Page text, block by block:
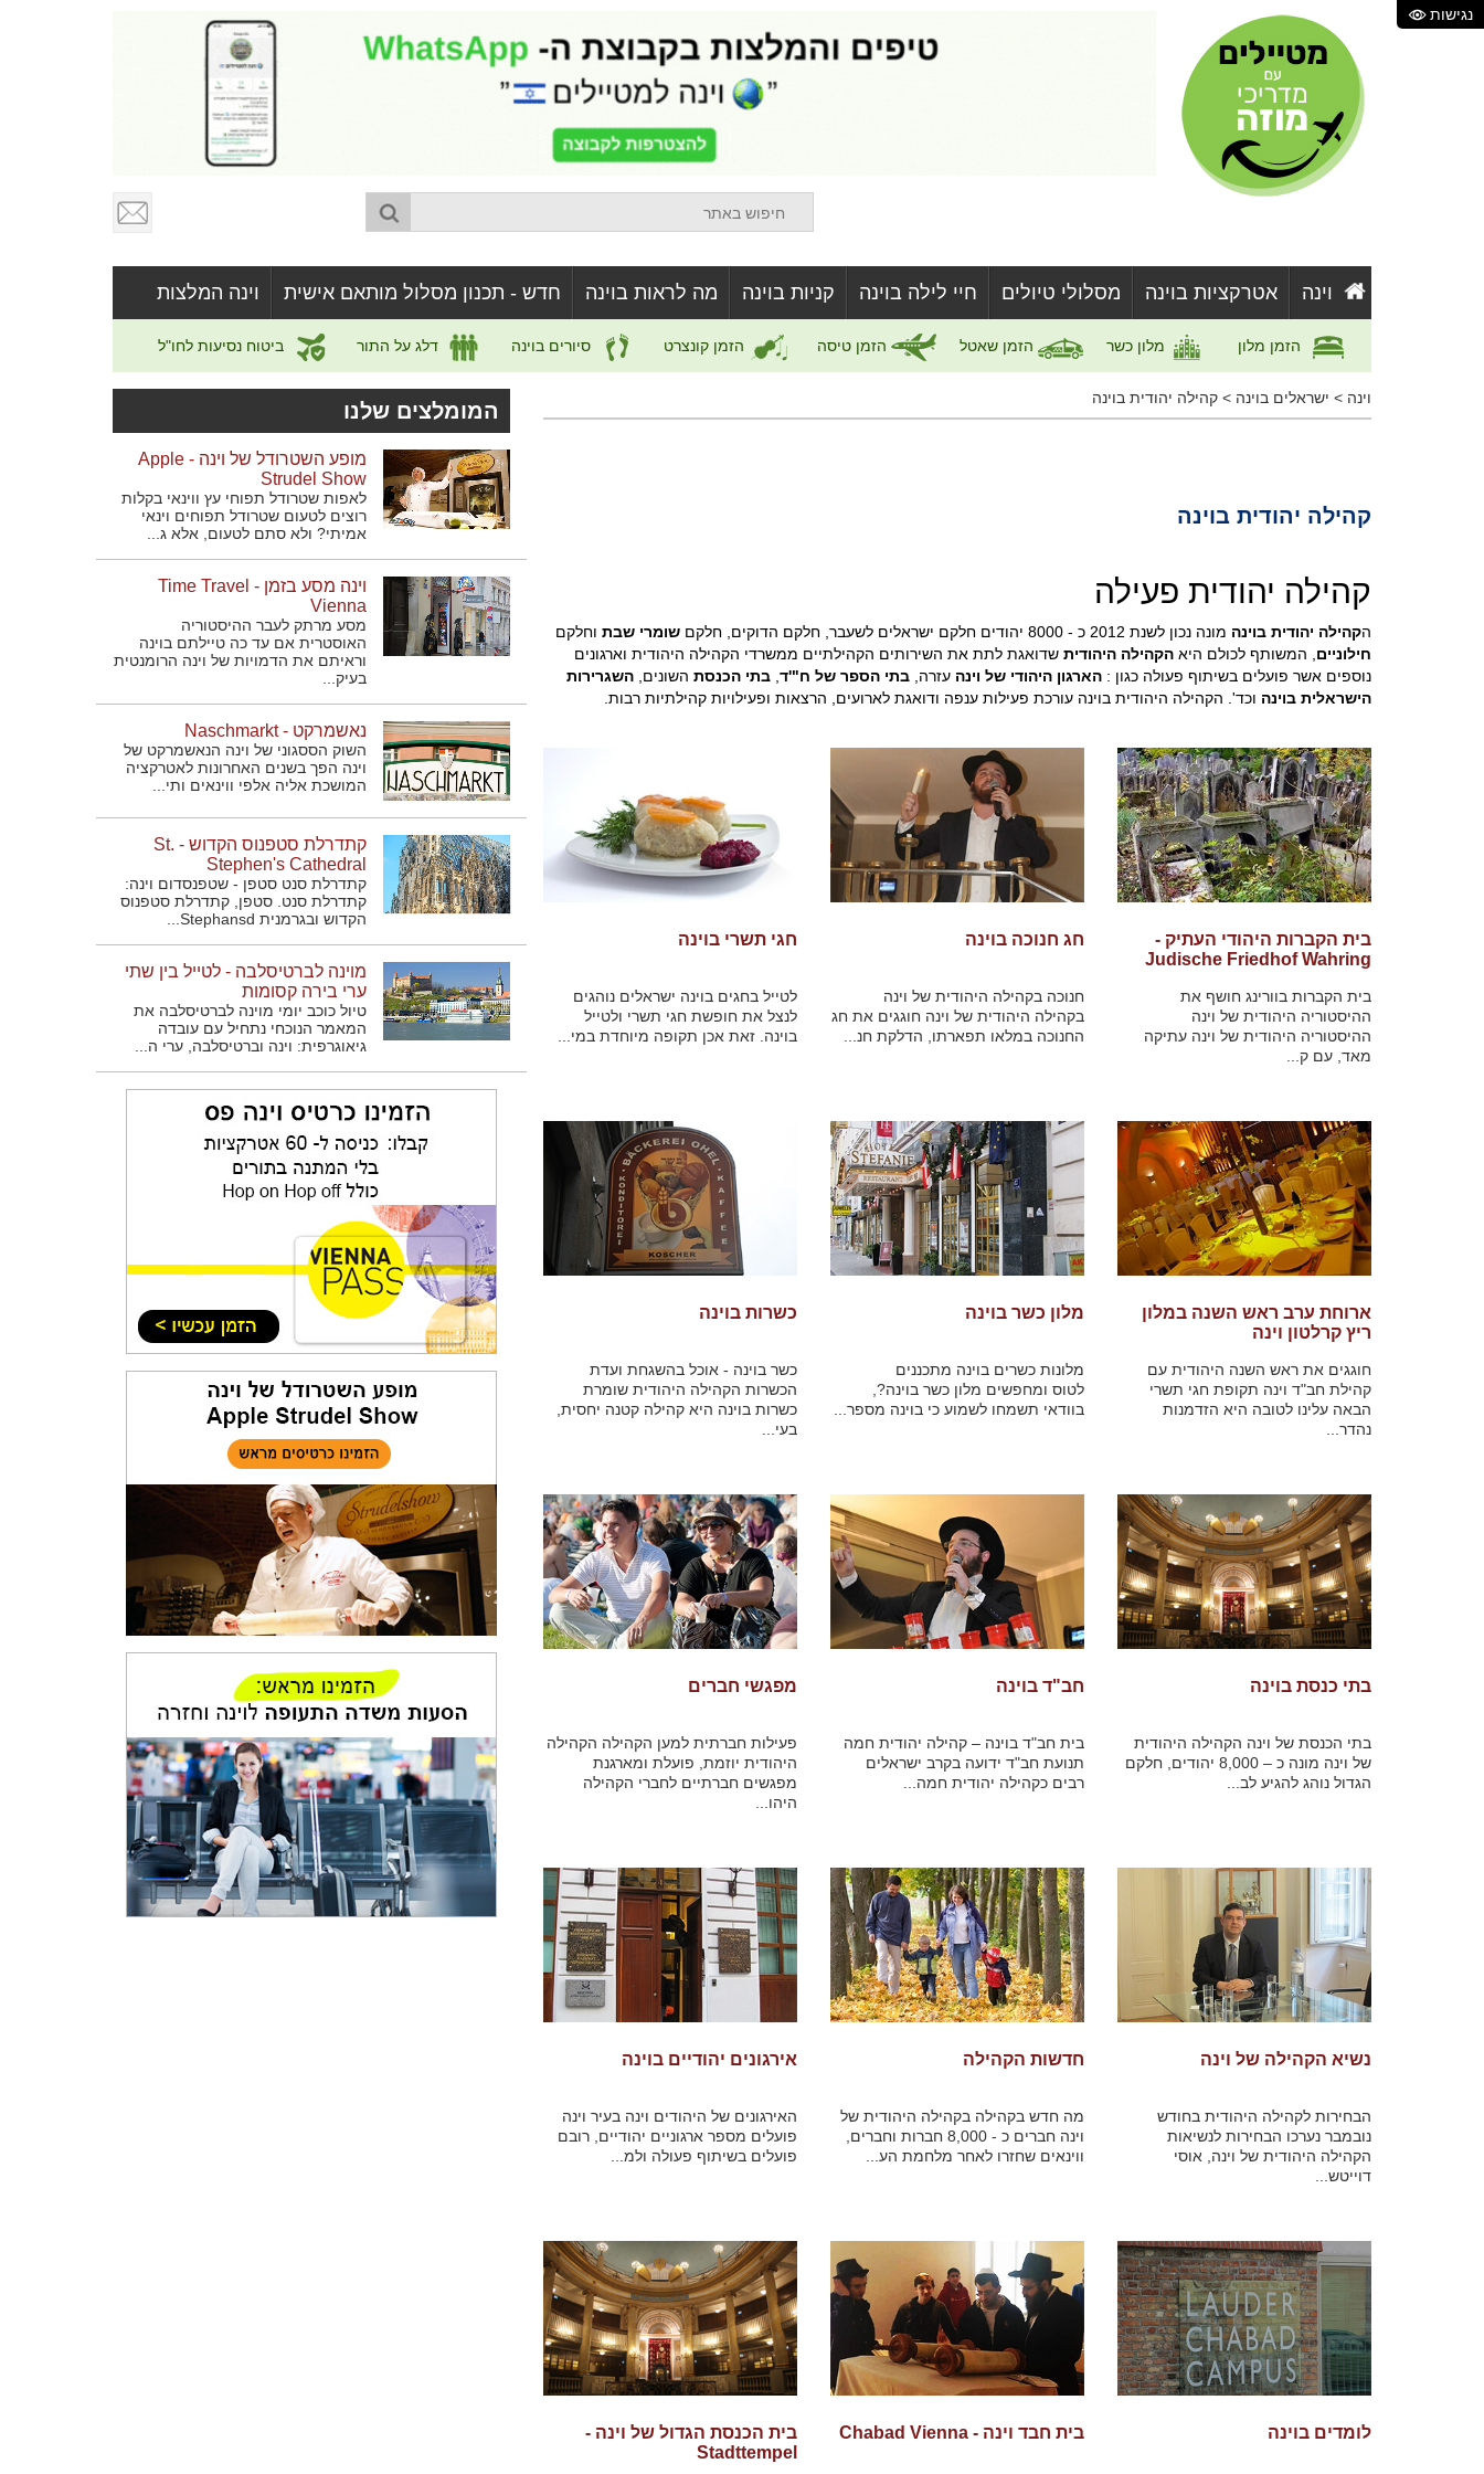
וינה אטרקציות בוינה מסלולי טיולים חיי לילה בוינה קניות בוינה מה לראות בוינה חדש - תכנון מסלול מותאם אישית וינה המלצות
הזמן מלון מלון כשר הזמן שאטל הזמן טיסה הזמן קונצרט סיורים בוינה דלג על התור ביטוח נסיעות לחו"ל
וינה > ישראלים בוינה > קהילה יהודית בוינה
קהילה יהודית בוינה
קהילה יהודית פעילה
הקהילה יהודית בוינה מונה נכון לשנת 2012 כ - 8000 יהודים חלקם ישראלים לשעבר, חלקם הדוקים, חלקם שומרי שבת וחלקם
חילוניים , המשותף לכולם היא הקהילה היהודית שדואגת לתת את השירותים הקהילתיים ממשרדי הקהילה היהודית וארגונים
נוספים אשר פועלים בשיתוף פעולה כגון : הארגון היהודי של וינה עזרה, בתי הספר של ח"'ד בתי הכנסת השונים, השגרירות
הישראלית בוינה וכד'. הקהילה היהודית בוינה עורכת פעילות ענפה ודואגת לארועים, הרצאות ופעילויות קהילתיות רבות.
בית הקברות היהודי העתיק -
Judische Friedhof Wahring
בית הקברות בוורינג חושף את
ההיסטוריה היהודית של וינה
ההיסטוריה היהודית של וינה עתיקה
מאד, עם ק...
חג חנוכה בוינה
חנוכה בקהילה היהודית של וינה
בקהילה היהודית של וינה חוגגים את חג
החנוכה במלאו תפארתו, הדלקת חנ...
חגי תשרי בוינה
לטייל בחגים בוינה ישראלים נוהגים
לנצל את חופשת חגי תשרי ולטייל
בוינה. זאת אכן תקופה מיוחדת במי...
ארוחת ערב ראש השנה במלון
ריץ קרלטון וינה
חוגגים את ראש השנה היהודית עם
קהילת חב"ד וינה תקופת חגי תשרי
הבאה עלינו לטובה היא הזדמנות
נהדר...
מלון כשר בוינה
מלונות כשרים בוינה מתכננים
לטוס ומחפשים מלון כשר בוינה?,
בוודאי תשמחו לשמוע כי בוינה מספר...
כשרות בוינה
כשר בוינה - אוכל בהשגחת ועדת
הכשרות הקהילה היהודית שומרת
כשרות בוינה היא קהילה קטנה יחסית,
בעי...
בתי כנסת בוינה
בתי הכנסת של וינה הקהילה היהודית
של וינה מונה כ – 8,000 יהודים, חלקם
הגדול נוהג להגיע לב...
חב"ד בוינה
בית חב"ד בוינה – קהילה יהודית חמה
תנועת חב"ד ידועה בקרב ישראלים
רבים כקהילה יהודית חמה...
מפגשי חברים
פעילות חברתית למען הקהילה הקהילה
היהודית יוזמת, פועלת ומארגנת
מפגשים חברתיים לחברי הקהילה
היהו...
נשיא הקהילה של וינה
הבחירות לקהילה היהודית בחודש
נובמבר נערכו הבחירות לנשיאות
הקהילה היהודית של וינה, אוסי
דוייטש...
חדשות הקהילה
מה חדש בקהילה בקהילה היהודית של
וינה חברים כ - 8,000 חברות וחברים,
ווינאים שחזרו לאחר מלחמת הע...
אירגונים יהודיים בוינה
האירגונים של היהודים וינה בעיר וינה
פועלים מספר ארגוניים יהודיים, רובם
פועלים בשיתוף פעולה ולמ...
לומדים בוינה בית חבד וינה - Chabad Vienna
בית הכנסת הגדול של וינה -
Stadttempel
המומלצים שלנו
מופע השטרודל של וינה - Apple
Strudel Show
לאפות שטרודל תפוחי עץ ווינאי בקלות
רוצים לטעום שטרודל תפוחים וינאי
אמיתי? ולא סתם לטעום, אלא ג...
וינה מסע בזמן - Time Travel
Vienna
מסע מרתק לעבר ההיסטוריה
האוסטרית אם עד כה טיילתם בוינה
וראיתם את הדמויות של וינה הרומנטית
בעיק...
נאשמרקט - Naschmarkt
השוק הססגוני של וינה הנאשמרקט של
וינה הפך בשנים האחרונות לאטרקציה
המושכת אליה אלפי ווינאים ותי...
קתדרלת סטפנוס הקדוש - St.
Stephen's Cathedral
קתדרלת סנט סטפן - שטפנסדום וינה:
קתדרלת סנט. סטפן, קתדרלת סטפנוס
הקדוש ובגרמנית Stephansd...
מוינה לברטיסלבה - לטייל בין שתי
ערי בירה קסומות
טיול כוכב יומי מוינה לברטיסלבה את
המאמר הנוכחי נתחיל עם עובדה
גיאוגרפית: וינה וברטיסלבה, ערי ה...
נגישות